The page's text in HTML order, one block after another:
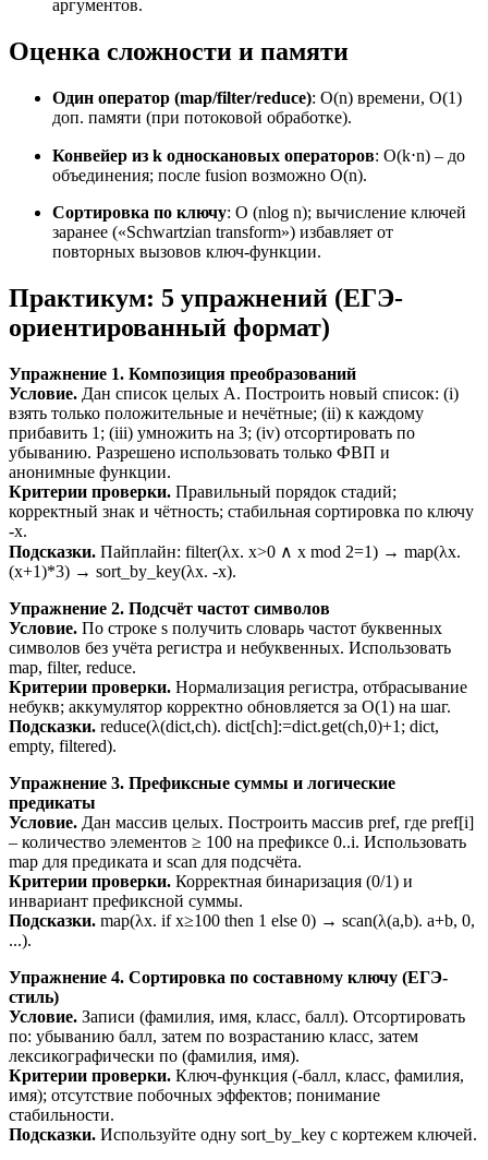
аргументов.
Оценка сложности и памяти
Один оператор (map/filter/reduce): O(n) времени, O(1)
доп. памяти (при потоковой обработке).
Конвейер из k односкановых операторов: O(k⋅n) – до
объединения; после fusion возможно O(n).
Сортировка по ключу: O (nlog n); вычисление ключей
заранее («Schwartzian transform») избавляет от
повторных вызовов ключ-функции.
Практикум: 5 упражнений (ЕГЭ-
ориентированный формат)
Упражнение 1. Композиция преобразований
Условие. Дан список целых A. Построить новый список: (i)
взять только положительные и нечётные; (ii) к каждому
прибавить 1; (iii) умножить на 3; (iv) отсортировать по
убыванию. Разрешено использовать только ФВП и
анонимные функции.
Критерии проверки. Правильный порядок стадий;
корректный знак и чётность; стабильная сортировка по ключу
-x.
Подсказки. Пайплайн: filter(λx. x>0 ∧ x mod 2=1) → map(λx.
(x+1)*3) → sort_by_key(λx. -x).
Упражнение 2. Подсчёт частот символов
Условие. По строке s получить словарь частот буквенных
символов без учёта регистра и небуквенных. Использовать
map, filter, reduce.
Критерии проверки. Нормализация регистра, отбрасывание
небукв; аккумулятор корректно обновляется за O(1) на шаг.
Подсказки. reduce(λ(dict,ch). dict[ch]:=dict.get(ch,0)+1; dict,
empty, filtered).
Упражнение 3. Префиксные суммы и логические
предикаты
Условие. Дан массив целых. Построить массив pref, где pref[i]
– количество элементов ≥ 100 на префиксе 0..i. Использовать
map для предиката и scan для подсчёта.
Критерии проверки. Корректная бинаризация (0/1) и
инвариант префиксной суммы.
Подсказки. map(λx. if x≥100 then 1 else 0) → scan(λ(a,b). a+b, 0,
...).
Упражнение 4. Сортировка по составному ключу (ЕГЭ-
стиль)
Условие. Записи (фамилия, имя, класс, балл). Отсортировать
по: убыванию балл, затем по возрастанию класс, затем
лексикографически по (фамилия, имя).
Критерии проверки. Ключ-функция (-балл, класс, фамилия,
имя); отсутствие побочных эффектов; понимание
стабильности.
Подсказки. Используйте одну sort_by_key с кортежем ключей.